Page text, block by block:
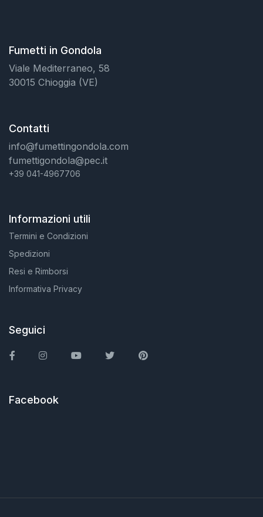
Fumetti in Gondola
Viale Mediterraneo, 58
30015 Chioggia (VE)
Contatti
info@fumettingondola.com
fumettigondola@pec.it
+39 041-4967706
Informazioni utili
Termini e Condizioni
Spedizioni
Resi e Rimborsi
Informativa Privacy
Seguici
FacebookInstagramYou TubeTwitter Pinterest
Facebook